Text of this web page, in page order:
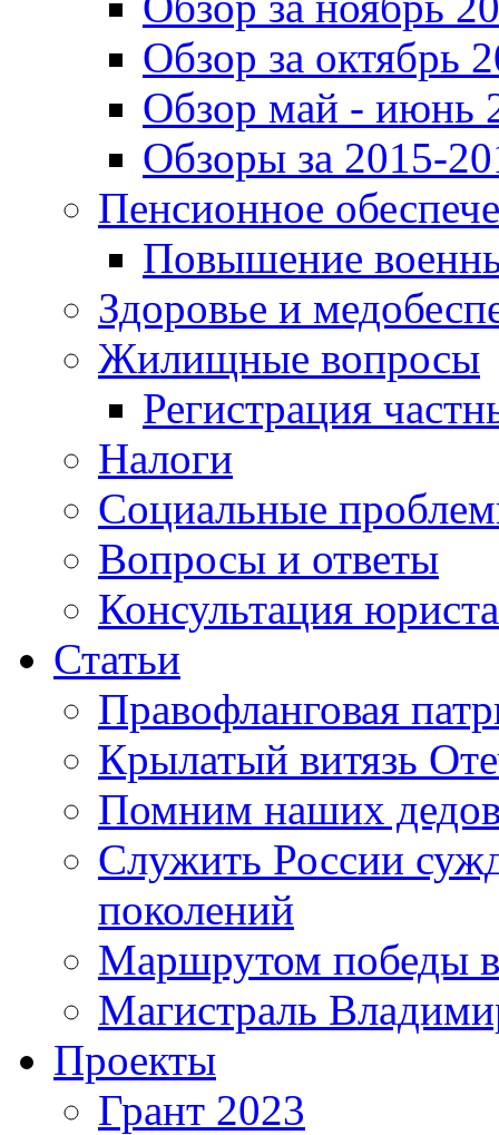
Обзор за октябрь
Обзор май - июнь
Обзоры за 2015-
Пенсионное
Повышение
Здоровье и
Жилищные вопросы
Регистрация
Налоги
Социальные
Вопросы и ответы
Консультация юриста
Статьи
Правофланговая
Крылатый витязь
Помним наших
Служить России
поколений
Маршрутом победы
Магистраль
Проекты
Грант 2023